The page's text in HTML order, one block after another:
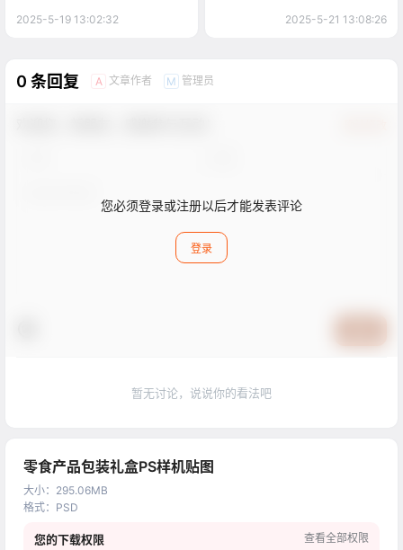
2025-5-19 13:02:32 2025-5-21 13:08:26
0 条回复 A 文章作者 M 管理员
您必须登录或注册以后才能发表评论
登录
暂无讨论，说说你的看法吧
零食产品包装礼盒PS样机贴图
大小： 295.06MB
格式： PSD
您的下载权限 查看全部权限